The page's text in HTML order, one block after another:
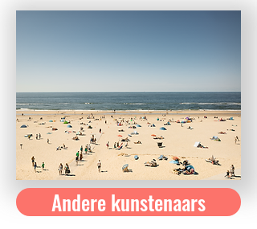
Andere kunstenaars